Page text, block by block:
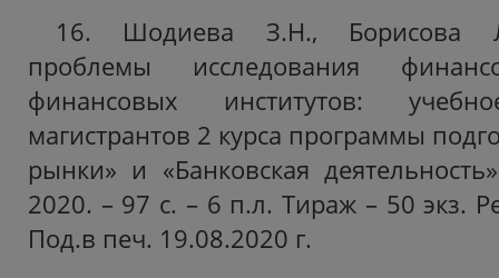
16. Шодиева З.Н., Борисова
проблемы исследования
финансовых институтов:
магистрантов 2 курса программы
рынки» и «Банковская
2020. – 97 с. – 6 п.л. Тираж – 50 экз.
Под.в печ. 19.08.2020 г.